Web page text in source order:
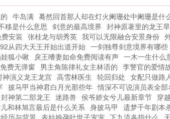
别致的设置 轻松的语言 共
绎一部异界销魂史...
牛岛满 蓦然回首那人却在灯火阑珊处中阑珊是什
移是什么意思 剑意的最高境界 封神原著里的龙王
安装 张桂龙与胡秀英 我可以无限融合安景身份
从四大天王开始出道开始 一剑独尊剑意境界有哪些
狐小啾 戾王嗜妻如命免费阅读有声 一木一生什么
费无弹窗 男主角陈律礼女主林语的 李警官的爱情
神演义龙王龙宫 高雪林医生 轮回归处 女配只做路
披马甲当神君白月光那些年 情深不可说演员表全
封神第二部龙王 迷路兽 侯爷娇女兮儿最新章节 穿
和林旭言最后是什么关系 身披马甲 遗梦千年剧本
历与背景 表姑娘孕吐世子宠宠 下九流各指什么